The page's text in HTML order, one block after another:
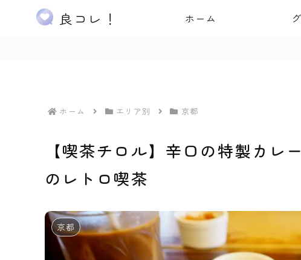
良コレ！ ホーム
ホーム エリア別 京都
【喫茶チロル】辛口の特製カレ
のレトロ喫茶
京都